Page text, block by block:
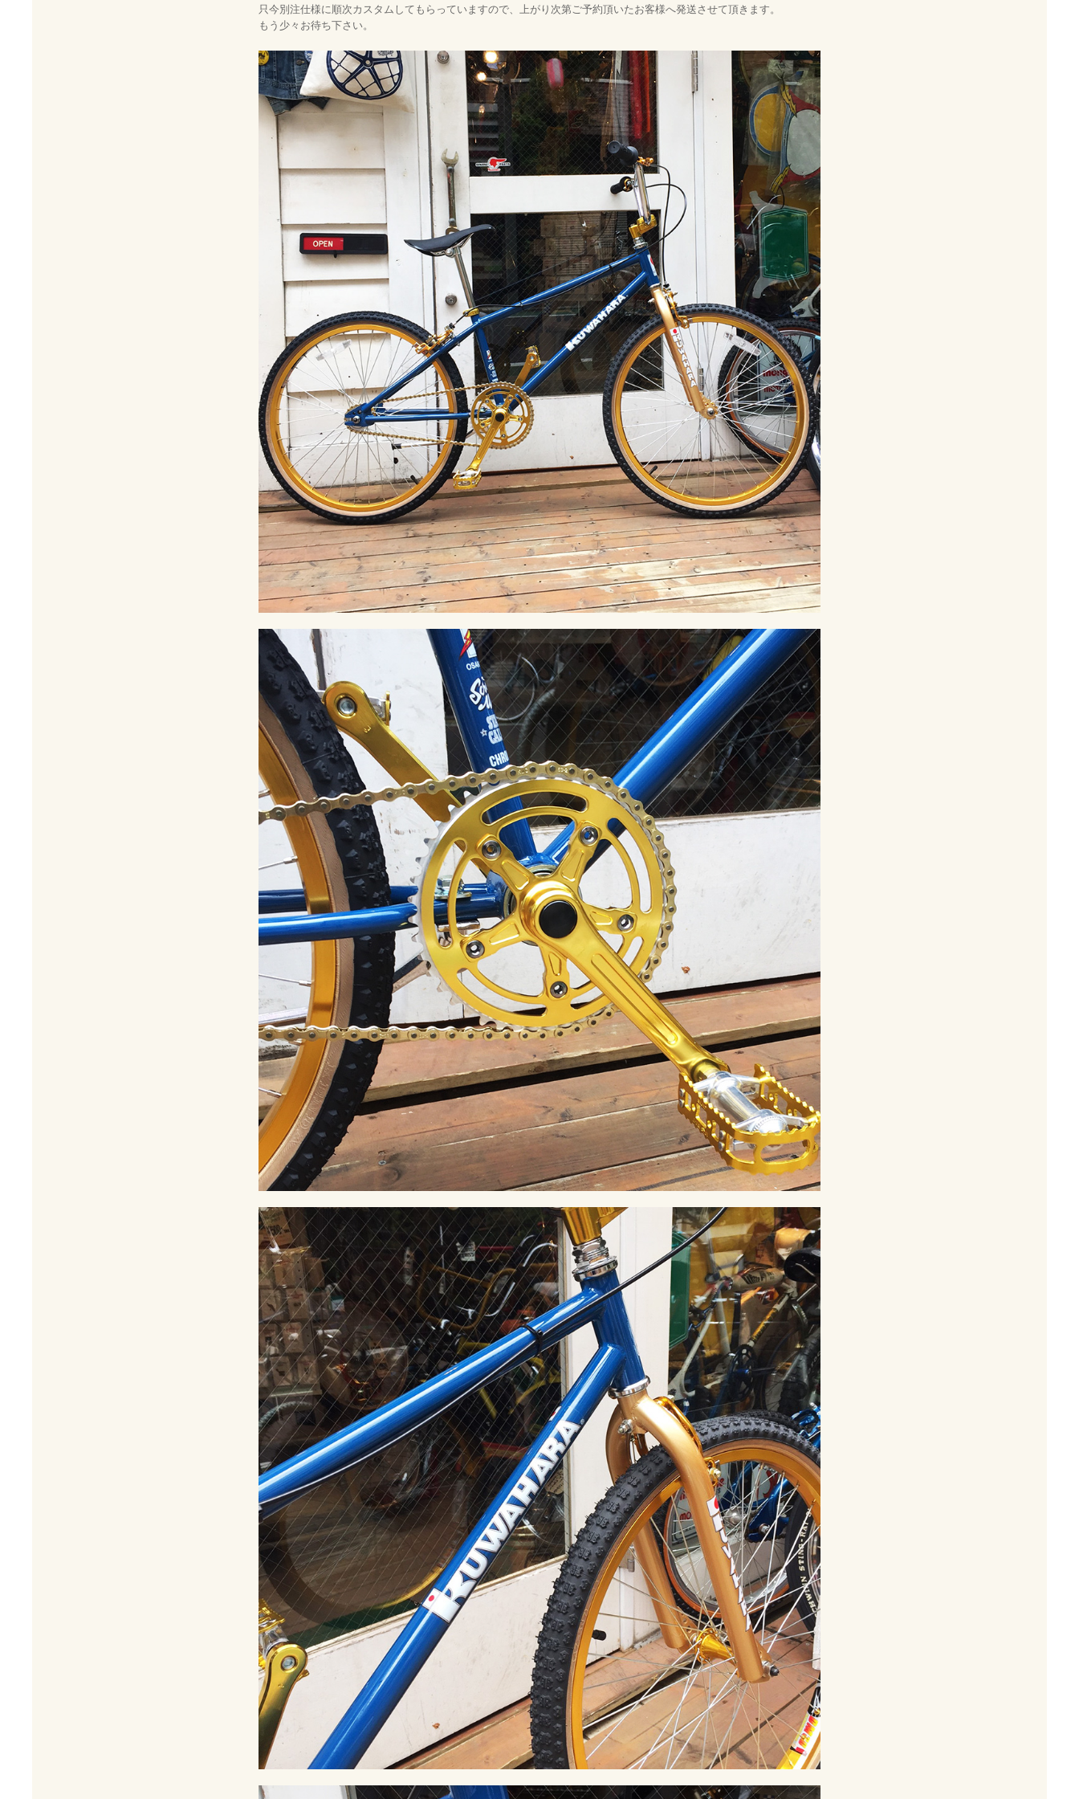
只今別注仕様に順次カスタムしてもらっていますので、上がり次第ご予約頂いたお客様へ発送させて頂きます。
もう少々お待ち下さい。